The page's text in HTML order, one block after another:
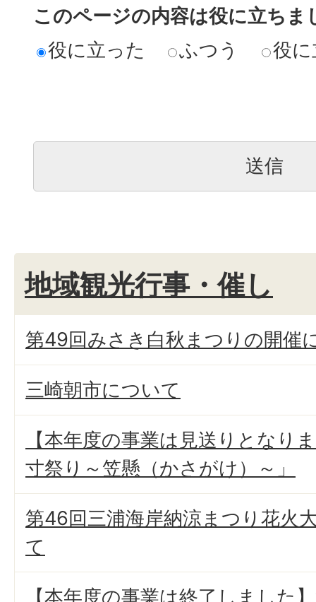
このページの内容は役に立ちま
役に立った
ふつう 役
地域観光行事・催し
第49回みさき白秋まつりの開催
三崎朝市について
【本年度の事業は見送りとなり
寸祭り～笠懸（かさがけ）～」
第46回三浦海岸納涼まつり花火
て
【本年度の事業は終了しました